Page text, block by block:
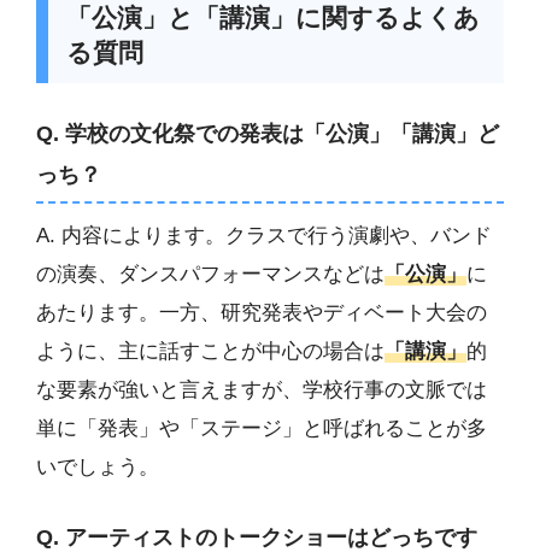
「公演」と「講演」に関するよくあ
る質問
Q. 学校の文化祭での発表は「公演」「講演」ど
っち？
A. 内容によります。クラスで行う演劇や、バンド
の演奏、ダンスパフォーマンスなどは「公演」に
あたります。一方、研究発表やディベート大会の
ように、主に話すことが中心の場合は「講演」的
な要素が強いと言えますが、学校行事の文脈では
単に「発表」や「ステージ」と呼ばれることが多
いでしょう。
Q. アーティストのトークショーはどっちです